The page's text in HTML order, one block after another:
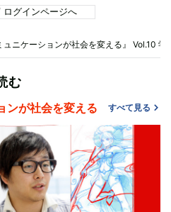
グインページへ
ュニケーションが社会を変える』 Vol.10
む
ンが社会を変える すべて見る